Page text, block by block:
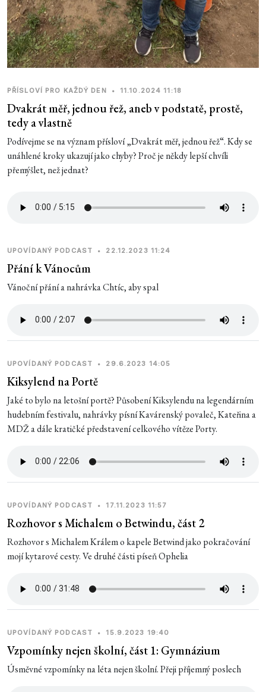
PŘÍSLOVÍ PRO KAŽDÝ DEN • 11.10.2024 11:18
Dvakrát měř, jednou řež, aneb v podstatě, prostě,
tedy a vlastně
Podívejme se na význam přísloví „Dvakrát měř, jednou řež“. Kdy se
unáhlené kroky ukazují jako chyby? Proč je někdy lepší chvíli
přemýšlet, než jednat?
UPOVÍDANÝ PODCAST • 22.12.2023 11:24
Přání k Vánocům
Vánoční přání a nahrávka Chtíc, aby spal
UPOVÍDANÝ PODCAST • 29.6.2023 14:05
Kiksylend na Portě
Jaké to bylo na letošní portě? Působení Kiksylendu na legendárním
hudebním festivalu, nahrávky písní Kavárenský povaleč, Kateřina a
MDŽ a dále kratičké představení celkového vítěze Porty.
UPOVÍDANÝ PODCAST • 17.11.2023 11:57
Rozhovor s Michalem o Betwindu, část 2
Rozhovor s Michalem Králem o kapele Betwind jako pokračování
mojí kytarové cesty. Ve druhé části píseň Ophelia
UPOVÍDANÝ PODCAST • 15.9.2023 19:40
Vzpomínky nejen školní, část 1: Gymnázium
Úsměvné vzpomínky na léta nejen školní. Přeji příjemný poslech